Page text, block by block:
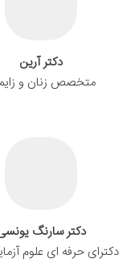
دکتر آرین
متخصص زنان و
دکتر سارنگ
دکترای حرفه ای علوم